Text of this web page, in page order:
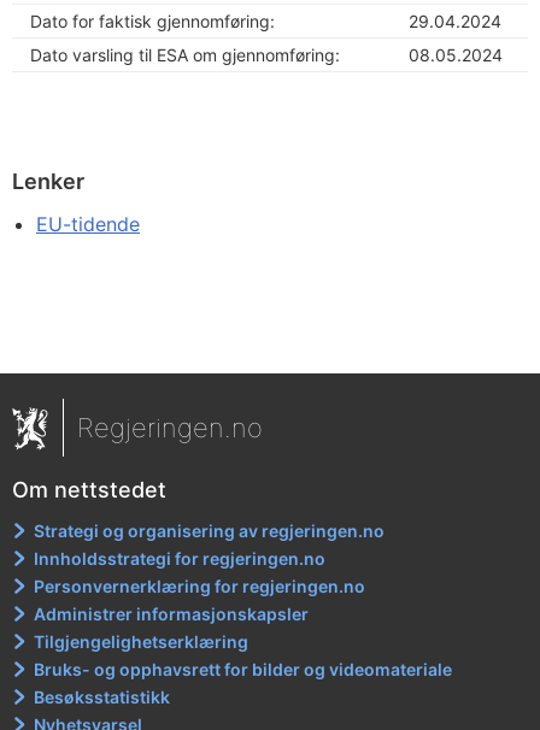
Dato for faktisk gjennomføring:
29.04.2024
Dato varsling til ESA om gjennomføring:
08.05.2024
Lenker
EU-tidende
Regjeringen.no
Om nettstedet
Strategi og organisering av regjeringen.no
Innholdsstrategi for regjeringen.no
Personvernerklæring for regjeringen.no
Administrer informasjonskapsler
Tilgjengelighetserklæring
Bruks- og opphavsrett for bilder og videomateriale
Besøksstatistikk
Nyhetsvarsel